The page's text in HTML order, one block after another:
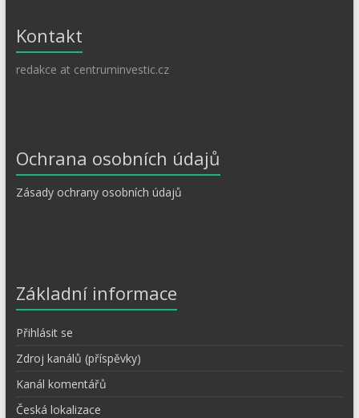
Kontakt
redakce at centruminvestic.cz
Ochrana osobních údajů
Zásady ochrany osobních údajů
Základní informace
Přihlásit se
Zdroj kanálů (příspěvky)
Kanál komentářů
Česká lokalizace